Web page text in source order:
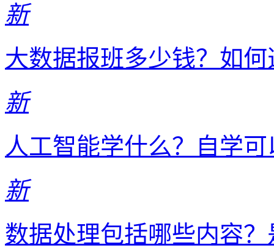
新
大数据报班多少钱？如
新
人工智能学什么？自学
新
数据处理包括哪些内容